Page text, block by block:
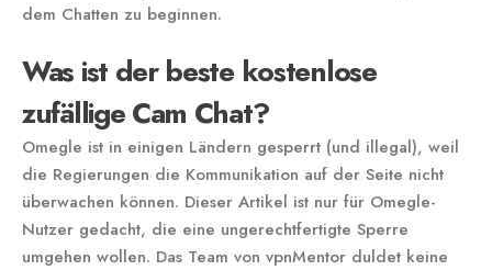
dem Chatten zu beginnen.
Was ist der beste kostenlose
zufällige Cam Chat?
Omegle ist in einigen Ländern gesperrt (und illegal), weil
die Regierungen die Kommunikation auf der Seite nicht
überwachen können. Dieser Artikel ist nur für Omegle-
Nutzer gedacht, die eine ungerechtfertigte Sperre
umgehen wollen. Das Team von vpnMentor duldet keine